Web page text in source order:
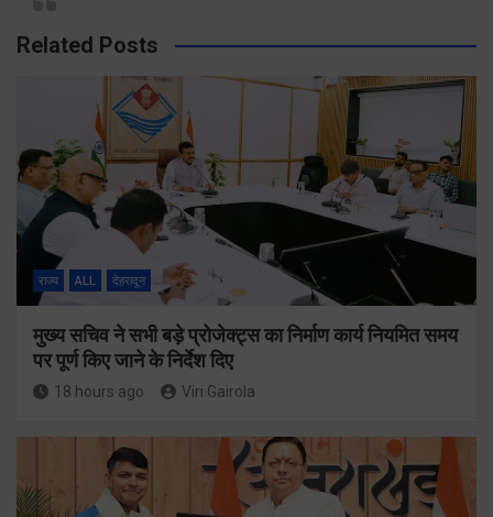
Related Posts
राज्य ALL देहरादून
मुख्य सचिव ने सभी बड़े प्रोजेक्ट्स का निर्माण कार्य नियमित समय
पर पूर्ण किए जाने के निर्देश दिए
18 hours ago Viri Gairola